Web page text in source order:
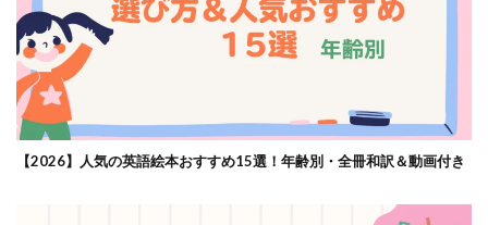
【2026】人気の英語絵本おすすめ15選！年齢別・全冊和訳＆動画付き